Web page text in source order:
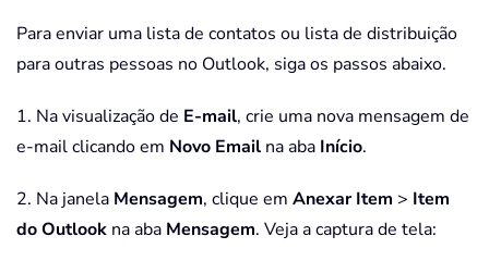
Para enviar uma lista de contatos ou lista de distribuição
para outras pessoas no Outlook, siga os passos abaixo.
1. Na visualização de E-mail, crie uma nova mensagem de
e-mail clicando em Novo Email na aba Início.
2. Na janela Mensagem, clique em Anexar Item > Item
do Outlook na aba Mensagem. Veja a captura de tela: